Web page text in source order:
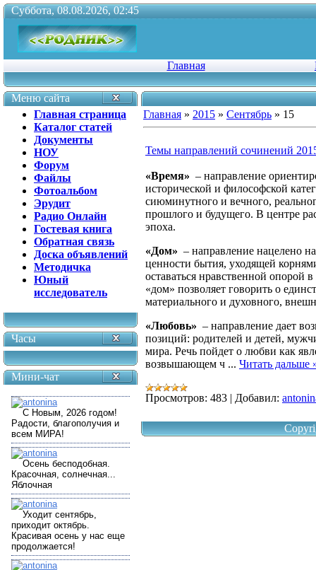
Суббота, 08.08.2026, 02:45
Главная
Меню сайта
Главная страница
Каталог статей
Документы
НОУ
Форум
Файлы
Фотоальбом
Эрудит
Радио Онлайн
Гостевая книга
Обратная связь
Доска объявлений
Методичка
Юный
исследователь
Часы
Мини-чат
Главная » 2015 » Сентябрь » 15
Темы направлений сочинений
«Время» – направление
исторической и философской
сиюминутного и вечного,
прошлого и будущего. В центре
эпоха.
«Дом» – направление нацелено
ценности бытия, уходящей
оставаться нравственной опорой
«дом» позволяет говорить о
материального и духовного,
«Любовь» – направление дает
позиций: родителей и детей,
мира. Речь пойдет о любви как
возвышающем ч ... Читать дальше
Просмотров: 483 | Добавил: